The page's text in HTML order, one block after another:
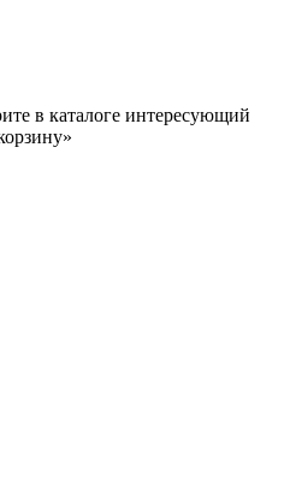
в каталоге интересующий